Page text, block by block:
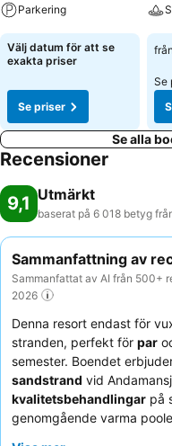
gästerna nyttja
härlig avslappning. För den
boccia och beachvolleyboll.
golf. Anläggningen tilltalar
vindsurfing, kajakpaddling
sport- och fritidsutbud
wellnessområde med spa
förfogar över en bar. I de
gästerna till en trevlig
lunch och middag väljas.
både alkoholfria- och
Parkering
Se priser
Välj datum för att se
exakta priser
Se priser
från
Se
Se alla
Recensioner
9,1 Utmärkt
baserat på 6 018 betyg
Sammanfattning av
Sammanfattat av AI från 500+
2026
Denna resort endast för
stranden, perfekt för par
semester. Boendet
sandstrand vid
kvalitetsbehandlingar på
genomgående varma